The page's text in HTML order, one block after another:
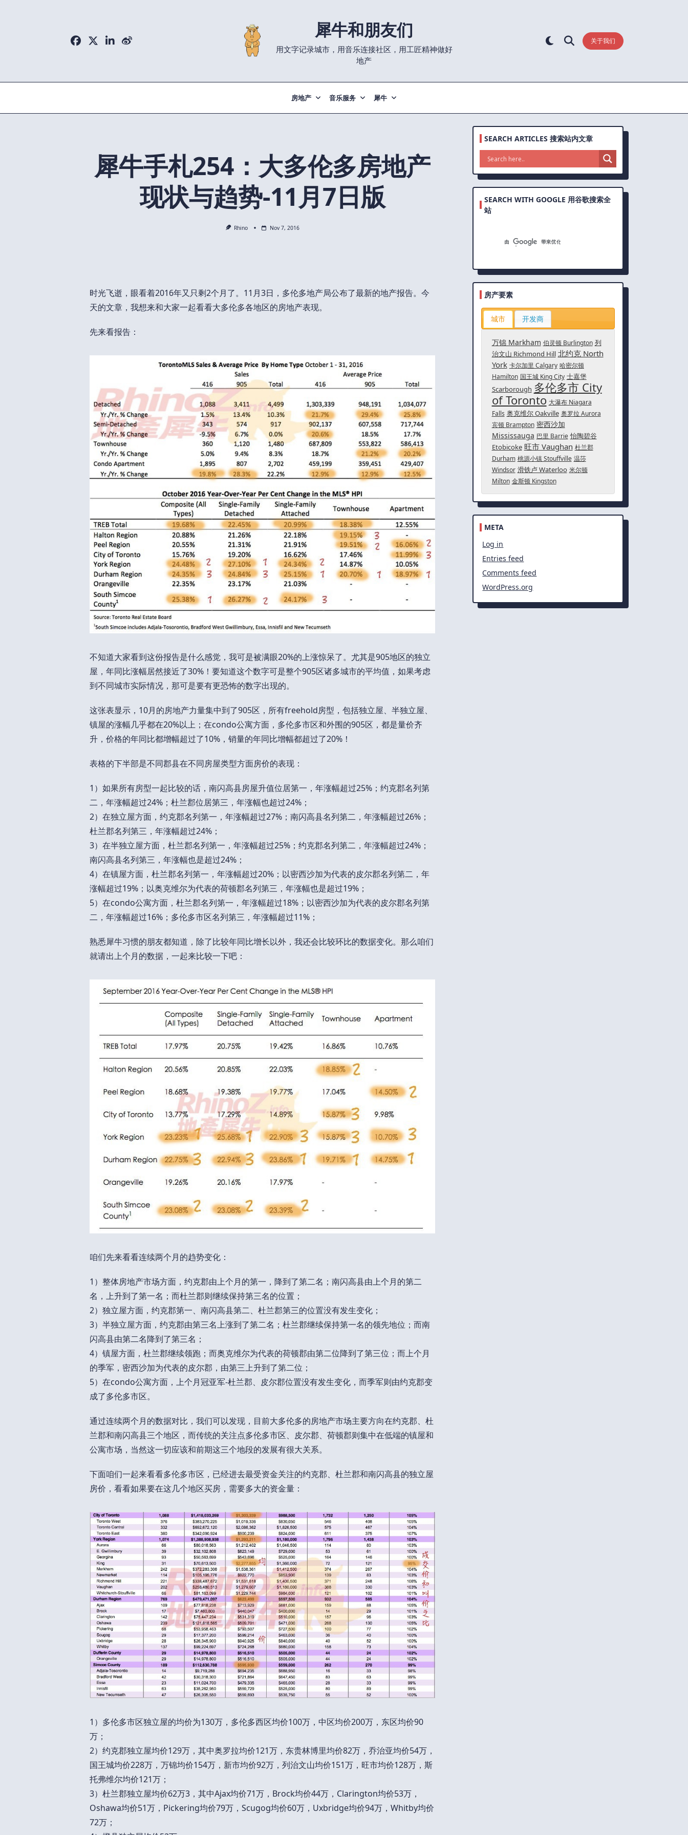
犀牛和朋友们
用文字记录城市，用音乐连接社区，用工匠精神做好
地产
关于我们
房地产 音乐服务 犀牛
犀牛手札254：大多伦多房地产
现状与趋势-11月7日版
Rhino Nov 7, 2016
时光飞逝，眼看着2016年又只剩2个月了。11月3日，多伦多地产局公布了最新的地产报告。今
天的文章，我想来和大家一起看看大多伦多各地区的房地产表现。
先来看报告：
不知道大家看到这份报告是什么感觉，我可是被满眼20%的上涨惊呆了。尤其是905地区的独立
屋，年同比涨幅居然接近了30%！要知道这个数字可是整个905区诸多城市的平均值，如果考虑
到不同城市实际情况，那可是要有更恐怖的数字出现的。
这张表显示，10月的房地产力量集中到了905区，所有freehold房型，包括独立屋、半独立屋、
镇屋的涨幅几乎都在20%以上；在condo公寓方面，多伦多市区和外围的905区，都是量价齐
升，价格的年同比都增幅超过了10%，销量的年同比增幅都超过了20%！
表格的下半部是不同郡县在不同房屋类型方面房价的表现：
1）如果所有房型一起比较的话，南闪高县房屋升值位居第一，年涨幅超过25%；约克郡名列第
二，年涨幅超过24%；杜兰郡位居第三，年涨幅也超过24%；
2）在独立屋方面，约克郡名列第一，年涨幅超过27%；南闪高县名列第二，年涨幅超过26%；
杜兰郡名列第三，年涨幅超过24%；
3）在半独立屋方面，杜兰郡名列第一，年涨幅超过25%；约克郡名列第二，年涨幅超过24%；
南闪高县名列第三，年涨幅也是超过24%；
4）在镇屋方面，杜兰郡名列第一，年涨幅超过20%；以密西沙加为代表的皮尔郡名列第二，年
涨幅超过19%；以奥克维尔为代表的荷顿郡名列第三，年涨幅也是超过19%；
5）在condo公寓方面，杜兰郡名列第一，年涨幅超过18%；以密西沙加为代表的皮尔郡名列第
二，年涨幅超过16%；多伦多市区名列第三，年涨幅超过11%；
熟悉犀牛习惯的朋友都知道，除了比较年同比增长以外，我还会比较环比的数据变化。那么咱们
就请出上个月的数据，一起来比较一下吧：
咱们先来看看连续两个月的趋势变化：
1）整体房地产市场方面，约克郡由上个月的第一，降到了第二名；南闪高县由上个月的第二
名，上升到了第一名；而杜兰郡则继续保持第三名的位置；
2）独立屋方面，约克郡第一、南闪高县第二、杜兰郡第三的位置没有发生变化；
3）半独立屋方面，约克郡由第三名上涨到了第二名；杜兰郡继续保持第一名的领先地位；而南
闪高县由第二名降到了第三名；
4）镇屋方面，杜兰郡继续领跑；而奥克维尔为代表的荷顿郡由第二位降到了第三位；而上个月
的季军，密西沙加为代表的皮尔郡，由第三上升到了第二位；
5）在condo公寓方面，上个月冠亚军-杜兰郡、皮尔郡位置没有发生变化，而季军则由约克郡变
成了多伦多市区。
通过连续两个月的数据对比，我们可以发现，目前大多伦多的房地产市场主要方向在约克郡、杜
兰郡和南闪高县三个地区，而传统的关注点多伦多市区、皮尔郡、荷顿郡则集中在低端的镇屋和
公寓市场，当然这一切应该和前期这三个地段的发展有很大关系。
下面咱们一起来看看多伦多市区，已经进去最受资金关注的约克郡、杜兰郡和南闪高县的独立屋
房价，看看如果要在这几个地区买房，需要多大的资金量：
1）多伦多市区独立屋的均价为130万，多伦多西区均价100万，中区均价200万，东区均价90
万；
2）约克郡独立屋均价129万，其中奥罗拉均价121万，东贵林博里均价82万，乔治亚均价54万，
国王城均价228万，万锦均价154万，新市均价92万，列治文山均价151万，旺市均价128万，斯
托弗维尔均价121万；
3）杜兰郡独立屋均价62万3，其中Ajax均价71万，Brock均价44万，Clarington均价53万，
Oshawa均价51万，Pickering均价79万，Scugog均价60万，Uxbridge均价94万，Whitby均价
72万；
SEARCH ARTICLES 搜索站内文章
SEARCH WITH GOOGLE 用谷歌搜索全
站
房产要素
城市 开发商
万锦 Markham 伯灵顿 Burlington 列
治文山 Richmond Hill 北约克 North
York 卡尔加里 Calgary 哈密尔顿
Hamilton 国王城 King City 士嘉堡
Scarborough 多伦多市 City
of Toronto 大瀑布 Niagara
Falls 奥克维尔 Oakville 奥罗拉 Aurora
宾顿 Brampton 密西沙加
Mississauga 巴里 Barrie 怡陶碧谷
Etobicoke 旺市 Vaughan 杜兰郡
Durham 桃源小镇 Stouffville 温莎
Windsor 滑铁卢 Waterloo 米尔顿
Milton 金斯顿 Kingston
META
Log in
Entries feed
Comments feed
WordPress.org